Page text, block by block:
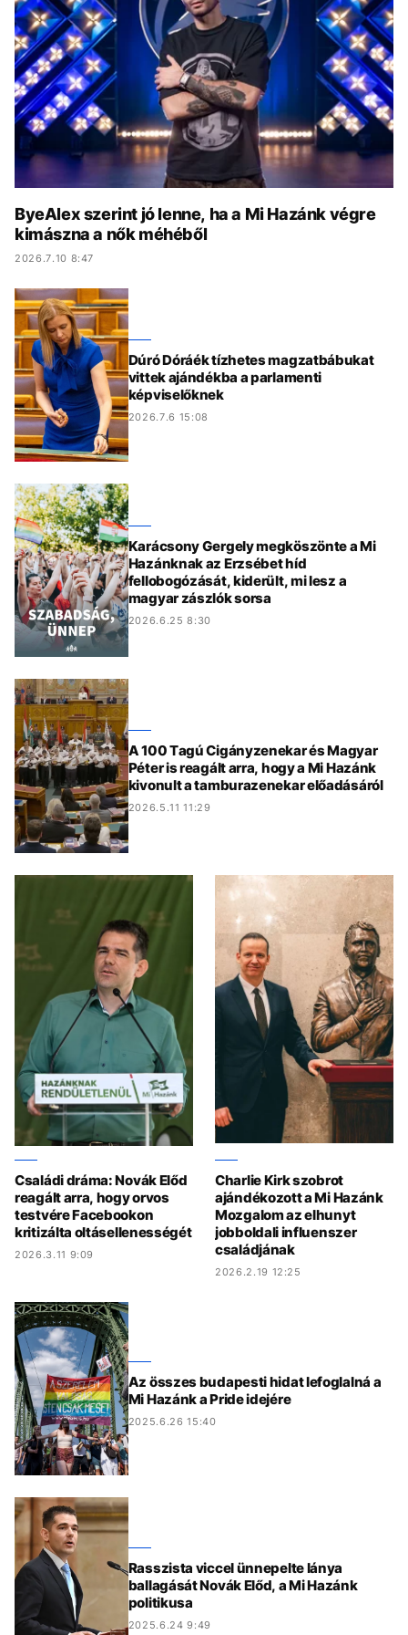
KÖZÉLET UTAZÁS
ÉLETMÓD DESIGN
BESZÉLGETÉSEK ARCOK
VIDEÓ TÖRTÉNETEK
GASZTRO
ByeAlex szerint jó lenne, ha a Mi Hazánk végre
kimászna a nők méhéből
2026.7.10 8:47
Dúró Dóráék tízhetes magzatbábukat
vittek ajándékba a parlamenti
képviselőknek
2026.7.6 15:08
Karácsony Gergely megköszönte a Mi
Hazánknak az Erzsébet híd
fellobogózását, kiderült, mi lesz a
magyar zászlók sorsa
2026.6.25 8:30
A 100 Tagú Cigányzenekar és Magyar
Péter is reagált arra, hogy a Mi Hazánk
kivonult a tamburazenekar előadásáról
2026.5.11 11:29
Családi dráma: Novák Előd
reagált arra, hogy orvos
testvére Facebookon
kritizálta oltásellenességét
2026.3.11 9:09
Charlie Kirk szobrot
ajándékozott a Mi Hazánk
Mozgalom az elhunyt
jobboldali influenszer
családjának
2026.2.19 12:25
Az összes budapesti hidat lefoglalná a
Mi Hazánk a Pride idejére
2025.6.26 15:40
Rasszista viccel ünnepelte lánya
ballagását Novák Előd, a Mi Hazánk
politikusa
2025.6.24 9:49